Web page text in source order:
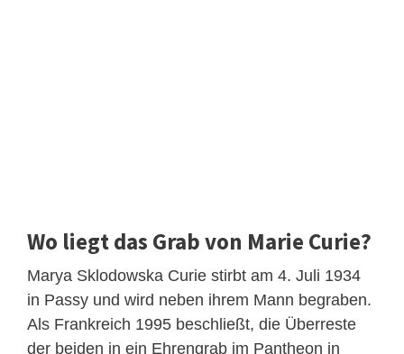
Wo liegt das Grab von Marie Curie?
Marya Sklodowska Curie stirbt am 4. Juli 1934
in Passy und wird neben ihrem Mann begraben.
Als Frankreich 1995 beschließt, die Überreste
der beiden in ein Ehrengrab im Pantheon in